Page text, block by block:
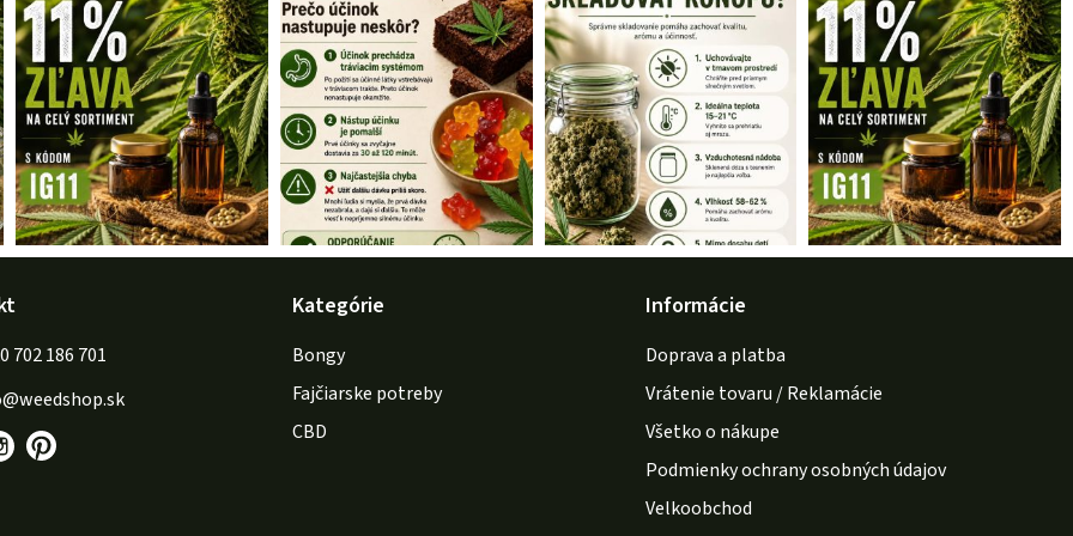
@weedshop.sk
702 186 701
Kategórie
Bongy
Fajčiarske potreby
CBD
Informácie
Doprava a platba
Vrátenie tovaru / Reklamácie
Všetko o nákupe
Podmienky ochrany osobných údajov
Velkoobchod